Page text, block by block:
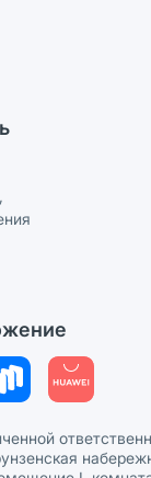
соглашение
обработки